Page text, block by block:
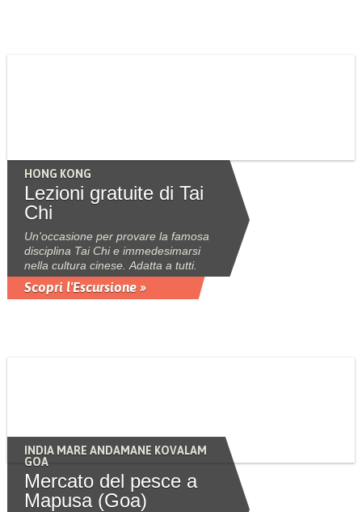
HONG KONG
Lezioni gratuite di Tai
Chi
Un'occasione per provare la famosa
disciplina Tai Chi e immedesimarsi
nella cultura cinese. Adatta a tutti.
Scopri l'Escursione »
INDIA MARE ANDAMANE KOVALAM
GOA
Mercato del pesce a
Mapusa (Goa)